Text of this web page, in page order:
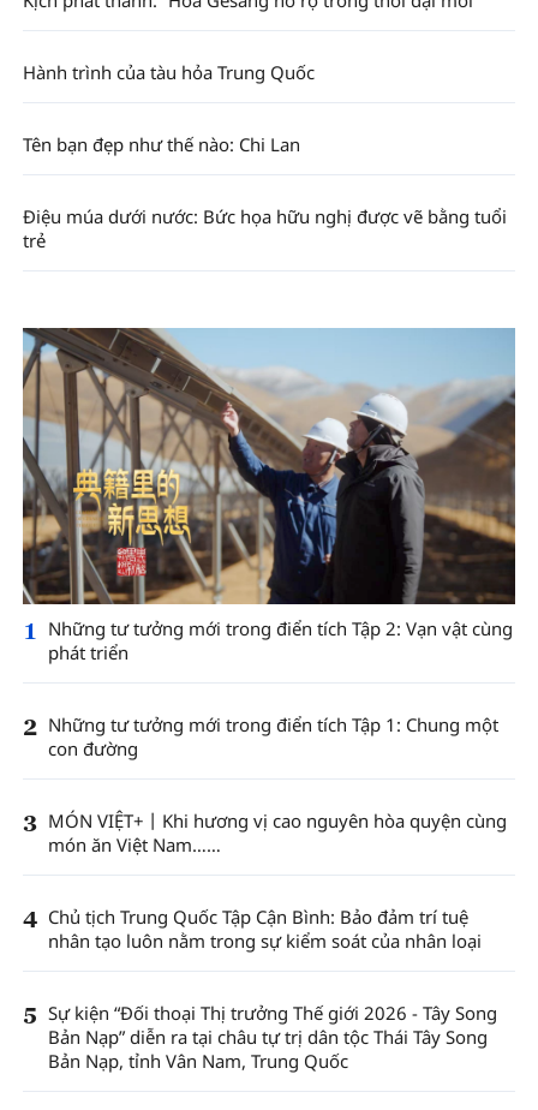
Hành trình của tàu hỏa Trung Quốc
Tên bạn đẹp như thế nào: Chi Lan
Điệu múa dưới nước: Bức họa hữu nghị được vẽ bằng tuổi
trẻ
1
Những tư tưởng mới trong điển tích Tập 2: Vạn vật cùng
phát triển
2 Những tư tưởng mới trong điển tích Tập 1: Chung một
con đường
3 MÓN VIỆT+丨Khi hương vị cao nguyên hòa quyện cùng
món ăn Việt Nam……
4 Chủ tịch Trung Quốc Tập Cận Bình: Bảo đảm trí tuệ
nhân tạo luôn nằm trong sự kiểm soát của nhân loại
5 Sự kiện “Đối thoại Thị trưởng Thế giới 2026 - Tây Song
Bản Nạp” diễn ra tại châu tự trị dân tộc Thái Tây Song
Bản Nạp, tỉnh Vân Nam, Trung Quốc